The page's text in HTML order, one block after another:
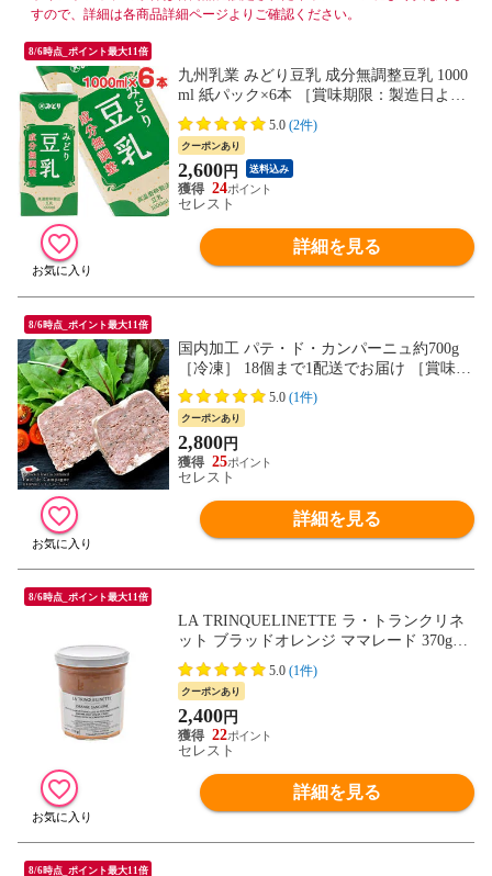
すので、詳細は各商品詳細ページよりご確認ください。
8/6時点_ポイント最大11倍
九州乳業 みどり豆乳 成分無調整豆乳 1000
ml 紙パック×6本 ［賞味期限：製造日より1
80日］【7営業日以内に出荷】[送料無料]
ヘルシー 大豆 たんぱく質 イソフラボン ア
イス 糖質 1L 1リットル
5.0 (2件)
クーポンあり
2,600円 送料込み
24
セレスト
詳細を見る
8/6時点_ポイント最大11倍
国内加工 パテ・ド・カンパーニュ約700g
［冷凍］ 18個まで1配送でお届け ［賞味期
限：1か月以上］【7日以内に発送】
5.0 (1件)
クーポンあり
2,800円
25
セレスト
詳細を見る
8/6時点_ポイント最大11倍
LA TRINQUELINETTE ラ・トランクリネ
ット ブラッドオレンジ ママレード 370g
［常温/全温度帯可］【3〜4営業日以内に出
荷】
5.0 (1件)
クーポンあり
2,400円
22
セレスト
詳細を見る
8/6時点_ポイント最大11倍